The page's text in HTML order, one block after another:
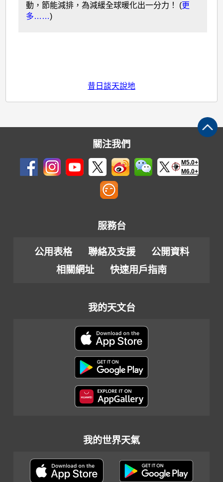
動，節能減排，為減緩全球暖化出一分力！ (更
多……)
昔日談天說地
關注我們
M5.0+
M6.0+
服務台
公用表格 聯絡及支援
公開資料
相關網址
快速用戶指南
我的天文台
我的世界天氣